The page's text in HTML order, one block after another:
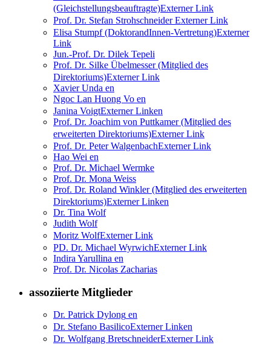
(Gleichstellungsbeauftragte)Externer Link
Prof. Dr. Stefan StrohschneiderExterner Link
Elisa Stumpf (DoktorandInnen-Vertretung)Externer
Link
Jun.-Prof. Dr. Dilek Tepeli
Prof. Dr. Silke Übelmesser (Mitglied des
Direktoriums)Externer Link
Xavier Unda en
Ngoc Lan Huong Vo en
Janina VoigtExterner Linken
Prof. Dr. Joachim von Puttkamer (Mitglied des
erweiterten Direktoriums)Externer Link
Prof. Dr. Peter WalgenbachExterner Link
Hao Wei en
Prof. Dr. Michael Wermke
Prof. Dr. Mona Weiss
Prof. Dr. Roland Winkler (Mitglied des erweiterten
Direktoriums)Externer Linken
Dr. Tina Wolf
Judith Wolf
Moritz WolfExterner Link
PD. Dr. Michael WyrwichExterner Link
Indira Yarullina en
Prof. Dr. Nicolas Zacharias
assoziierte Mitglieder
Dr. Patrick Dylong en
Dr. Stefano BasilicoExterner Linken
Dr. Wolfgang BretschneiderExterner Link